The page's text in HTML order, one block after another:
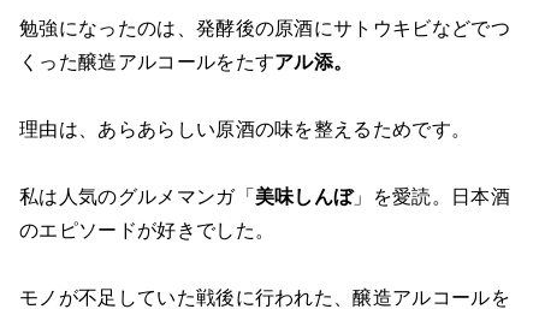
勉強になったのは、発酵後の原酒にサトウキビなどでつ
くった醸造アルコールをたすアル添。
理由は、あらあらしい原酒の味を整えるためです。
私は人気のグルメマンガ「 美味しんぼ」を愛読。日本酒
のエピソードが好きでした。
モノが不足していた戦後に行われた、醸造アルコールを